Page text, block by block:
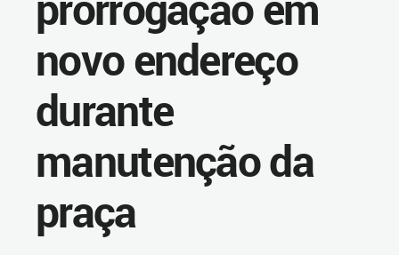
novo endereço
durante
manutenção da
praça